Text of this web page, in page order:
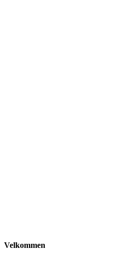
Velkommen